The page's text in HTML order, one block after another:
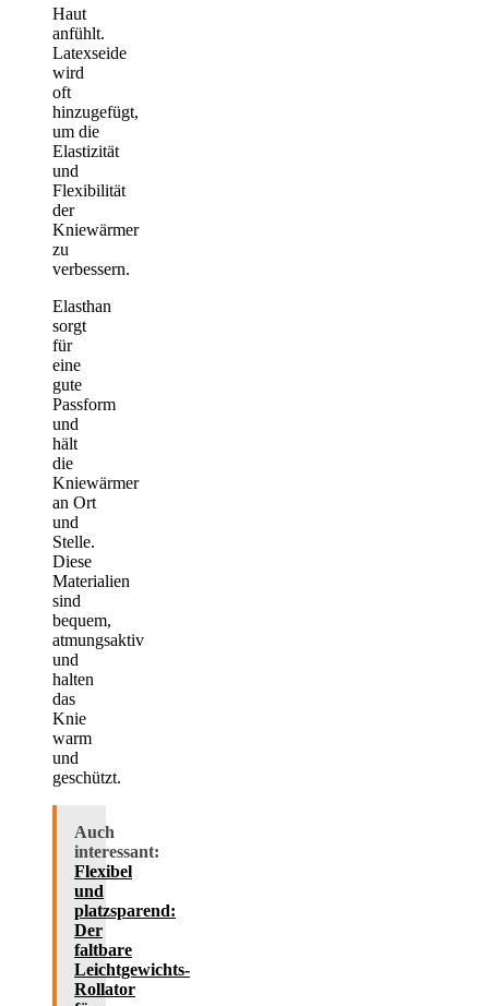
Haut
anfühlt.
Latexseide
wird
oft
hinzugefügt,
um die
Elastizität
und
Flexibilität
der
Kniewärmer
zu
verbessern.
Elasthan
sorgt
für
eine
gute
Passform
und
hält
die
Kniewärmer
an Ort
und
Stelle.
Diese
Materialien
sind
bequem,
atmungsaktiv
und
halten
das
Knie
warm
und
geschützt.
Auch
interessant:
Flexibel
und
platzsparend:
Der
faltbare
Leichtgewichts-
Rollator